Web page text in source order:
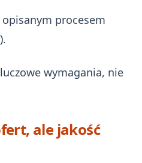
opisanym procesem
wymagania, nie
ale jakość